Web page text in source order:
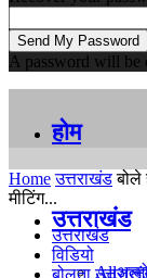
A password will be
होम
उत्तराखंड
All
Home उत्तराखंड बोले
मीटिंग...
उत्तराखंड
विडियो
बोलता